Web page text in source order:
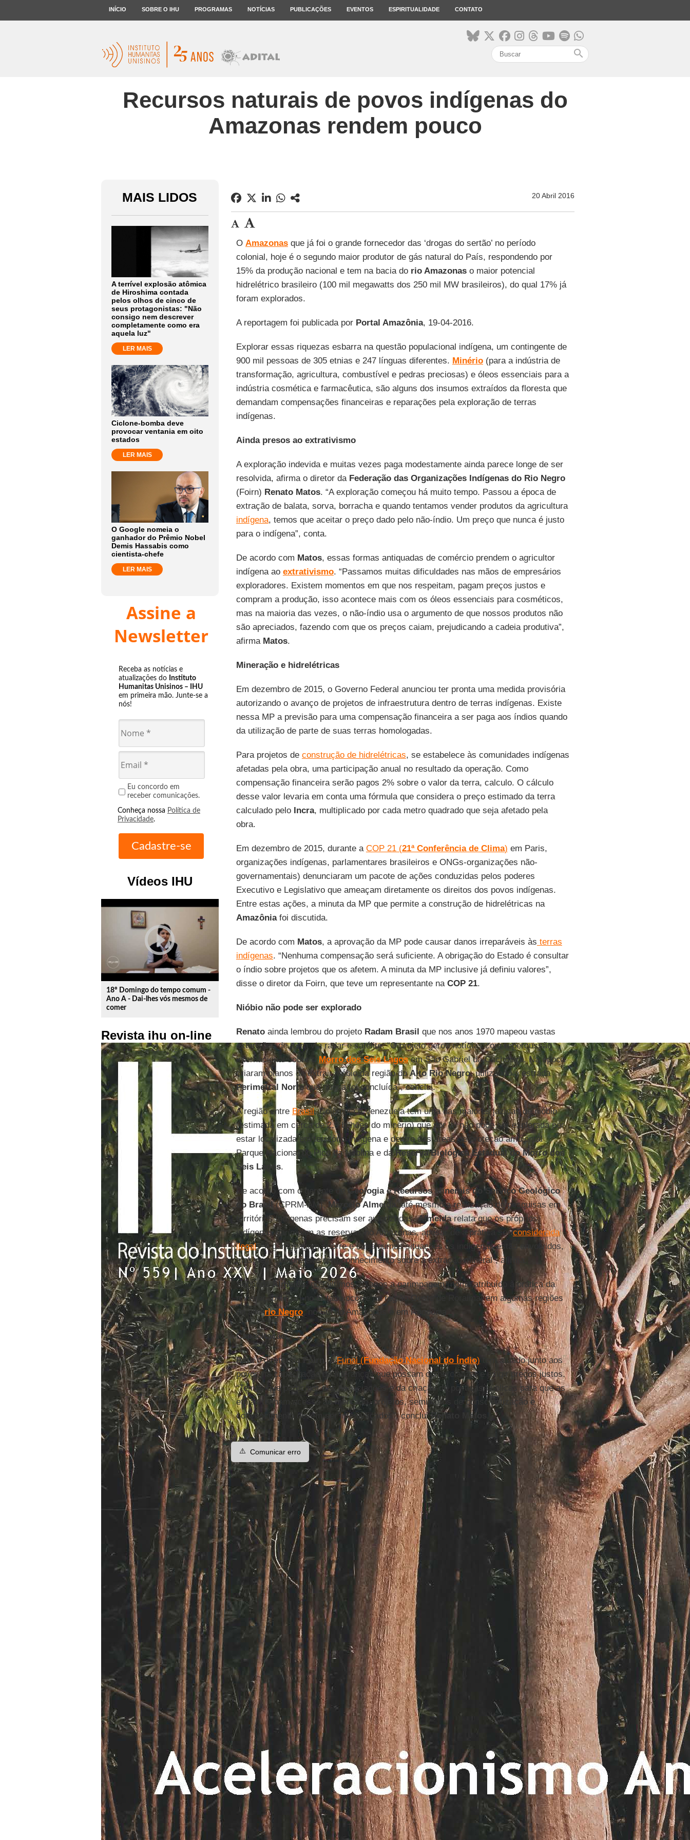
INÍCIO SOBRE O IHU PROGRAMAS NOTÍCIAS PUBLICAÇÕES EVENTOS ESPIRITUALIDADE CONTATO
search
Recursos naturais de povos indígenas do
Amazonas rendem pouco
MAIS LIDOS
A terrível explosão atômica
de Hiroshima contada
pelos olhos de cinco de
seus protagonistas: "Não
consigo nem descrever
completamente como era
aquela luz"
LER MAIS
Ciclone-bomba deve
provocar ventania em oito
estados
LER MAIS
O Google nomeia o
ganhador do Prêmio Nobel
Demis Hassabis como
cientista-chefe
LER MAIS
Assine a
Newsletter
Receba as notícias e
atualizações do Instituto
Humanitas Unisinos – IHU
em primeira mão. Junte-se a
nós!
Eu concordo em
receber comunicações.
Conheça nossa Política de
Privacidade.
Vídeos IHU
play_circle_outline
18º Domingo do tempo comum -
Ano A - Dai-lhes vós mesmos de
comer
Revista ihu on-line
20 Abril 2016
O Amazonasque já foi o grande fornecedor das ‘drogas do sertão’ no período
colonial, hoje é o segundo maior produtor de gás natural do País, respondendo por
15% da produção nacional e tem na bacia dorio Amazonaso maior potencial
hidrelétrico brasileiro (100 mil megawatts dos 250 mil MW brasileiros), do qual 17% já
foram explorados.
A reportagem foi publicada por Portal Amazônia, 19-04-2016.
Explorar essas riquezas esbarra na questão populacional indígena, um contingente de
900 mil pessoas de 305 etnias e 247 línguas diferentes. Minério(para a indústria de
transformação, agricultura, combustível e pedras preciosas) e óleos essenciais para a
indústria cosmética e farmacêutica, são alguns dos insumos extraídos da floresta que
demandam compensações financeiras e reparações pela exploração de terras
indígenas.
Ainda presos ao extrativismo
A exploração indevida e muitas vezes paga modestamente ainda parece longe de ser
resolvida, afirma o diretor da Federação das Organizações Indígenas do Rio Negro
(Foirn) Renato Matos. “A exploração começou há muito tempo. Passou a época de
extração de balata, sorva, borracha e quando tentamos vender produtos da agricultura
indígena, temos que aceitar o preço dado pelo não-índio. Um preço que nunca é justo
para o indígena”, conta.
De acordo com Matos, essas formas antiquadas de comércio prendem o agricultor
indígena ao extrativismo. “Passamos muitas dificuldades nas mãos de empresários
exploradores. Existem momentos em que nos respeitam, pagam preços justos e
compram a produção, isso acontece mais com os óleos essenciais para cosméticos,
mas na maioria das vezes, o não-índio usa o argumento de que nossos produtos não
são apreciados, fazendo com que os preços caiam, prejudicando a cadeia produtiva”,
afirma Matos.
Mineração e hidrelétricas
Em dezembro de 2015, o Governo Federal anunciou ter pronta uma medida provisória
autorizando o avanço de projetos de infraestrutura dentro de terras indígenas. Existe
nessa MP a previsão para uma compensação financeira a ser paga aos índios quando
da utilização de parte de suas terras homologadas.
Para projetos de construção de hidrelétricas, se estabelece às comunidades indígenas
afetadas pela obra, uma participação anual no resultado da operação. Como
compensação financeira serão pagos 2% sobre o valor da terra, calculo. O cálculo
desse valor levaria em conta uma fórmula que considera o preço estimado da terra
calculado pelo Incra, multiplicado por cada metro quadrado que seja afetado pela
obra.
Em dezembro de 2015, durante a COP 21 (21ª Conferência de Clima) em Paris,
organizações indígenas, parlamentares brasileiros e ONGs-organizações não-
governamentais) denunciaram um pacote de ações conduzidas pelos poderes
Executivo e Legislativo que ameaçam diretamente os direitos dos povos indígenas.
Entre estas ações, a minuta da MP que permite a construção de hidrelétricas na
Amazôniafoi discutida.
De acordo com Matos, a aprovação da MP pode causar danos irreparáveis às terras
indígenas. “Nenhuma compensação será suficiente. A obrigação do Estado é consultar
o índio sobre projetos que os afetem. A minuta da MP inclusive já definiu valores”,
disse o diretor da Foirn, que teve um representante na COP 21.
Nióbio não pode ser explorado
Renatoainda lembrou do projeto Radam Brasil que nos anos 1970 mapeou vastas
extensões de terra via radar e satélite. “O projeto gerou notícias com repercussão
internacional sobre o Morro dos Seis Lagosem São Gabriel da Cachoeira. Na época
criaram planos de extrair nióbio da região doAlto Rio Negro, utilizando a estrada
Perimetral Norteque nunca foi concluída”, conclui.
A região entre Brasil, Colômbia e Venezuela tem uma das maiores jazidas de nióbio
(estimada em cerca de 2,9 bilhões do minério) que por lei não pode ser explorada por
estar localizada em território indígena e dentro das áreas de proteção ambiental
Parque Nacional do Pico da Neblina e daReserva Biológica Estadual do Morro dos
Seis Lagos.
De acordo com o gerente deGeologia e Recursos Minerais do Serviço Geológico
do Brasil(CPRM-AM),Marcelo Almeida
, até mesmo a realização de pesquisas em
territórios indígenas precisam ser autorizadas.Almeidarelata que os próprios
indígenas garimpam as reservas no Amazonas, apesar de a prática serconsiderada
ilegal. “A garimpagem ocorre e em algumas situações os indígenas estão envolvidos,
mas nem sempre eles têm conhecimento sobre a extração mineral”, afirma.
SegundoAlmeida, nos últimos 20 anos a garimpagem (nome atribuído à prática da
mineração ilegal) no Estado ocorre na região Oeste de Roraima, em algumas regiões
do altorio Negro, no Sul do Amazonas e em Rondônia.
Capacitação
Para o diretor daFoirn , aFunai (Fundação Nacional do Índio) tem atuado junto aos
povos na capacitação de lideranças que possam comercializar e exigir preços justos.
“Temos que participar das negociações e da criação de políticas públicas para que as
etnias tenham acesso ao mercado, projetos, seminários de conscientização e
convencimento devem ser intensificados”, concluiRenato Matos
⚠️ Comunicar erro